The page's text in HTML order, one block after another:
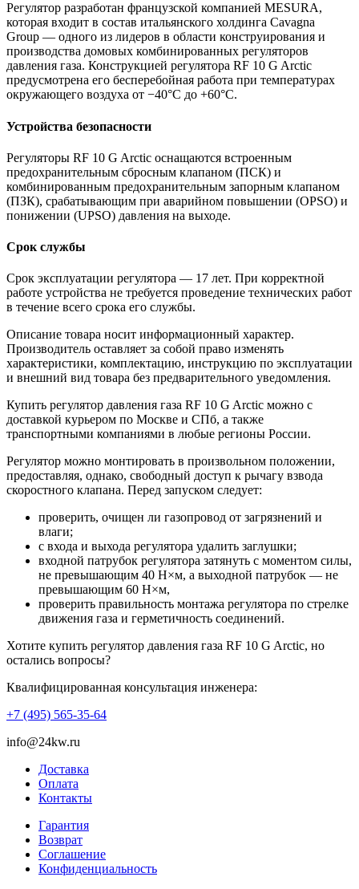
Регулятор разработан французской компанией MESURA,
которая входит в состав итальянского холдинга Cavagna
Group — одного из лидеров в области конструирования и
производства домовых комбинированных регуляторов
давления газа. Конструкцией регулятора RF 10 G Arctic
предусмотрена его бесперебойная работа при температурах
окружающего воздуха от −40°C до +60°C.
Устройства безопасности
Регуляторы RF 10 G Arctic оснащаются встроенным
предохранительным сбросным клапаном (ПСК) и
комбинированным предохранительным запорным клапаном
(ПЗК), срабатывающим при аварийном повышении (OPSO) и
понижении (UPSO) давления на выходе.
Срок службы
Срок эксплуатации регулятора — 17 лет. При корректной
работе устройства не требуется проведение технических работ
в течение всего срока его службы.
Описание товара носит информационный характер.
Производитель оставляет за собой право изменять
характеристики, комплектацию, инструкцию по эксплуатации
и внешний вид товара без предварительного уведомления.
Купить регулятор давления газа RF 10 G Arctic можно с
доставкой курьером по Москве и СПб, а также
транспортными компаниями в любые регионы России.
Регулятор можно монтировать в произвольном положении,
предоставляя, однако, свободный доступ к рычагу взвода
скоростного клапана. Перед запуском следует:
проверить, очищен ли газопровод от загрязнений и
влаги;
с входа и выхода регулятора удалить заглушки;
входной патрубок регулятора затянуть с моментом силы,
не превышающим 40 Н×м, а выходной патрубок — не
превышающим 60 Н×м,
проверить правильность монтажа регулятора по стрелке
движения газа и герметичность соединений.
Хотите купить регулятор давления газа RF 10 G Arctic, но
остались вопросы?
Квалифицированная консультация инженера:
+7 (495) 565-35-64
info@24kw.ru
Доставка
Оплата
Контакты
Гарантия
Возврат
Cоглашение
Конфиденциальность